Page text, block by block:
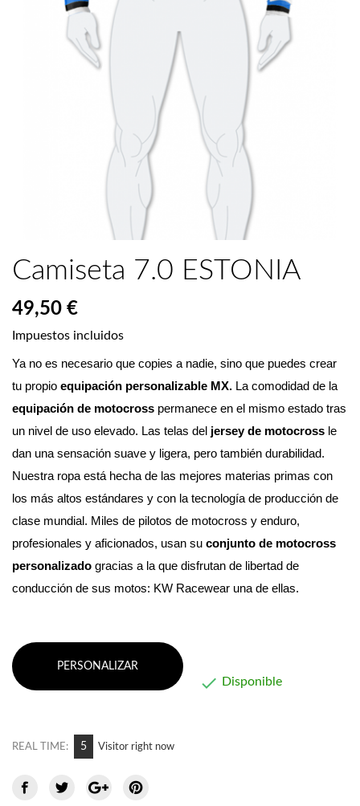
Camiseta 7.0 ESTONIA
49,50 €
Impuestos incluidos
Ya no es necesario que copies a nadie, sino que puedes crear
tu propio equipación personalizable MX.
La comodidad de la
equipación de motocross permanece en el mismo estado tras
un nivel de uso elevado. Las telas del jersey de motocross le
dan una sensación suave y ligera, pero también durabilidad.
Nuestra ropa está hecha de las mejores materias primas con
los más altos estándares y con la tecnología de producción de
clase mundial. Miles de pilotos de motocross y enduro,
profesionales y aficionados, usan su conjunto de motocross
personalizado gracias a la que disfrutan de libertad de
conducción de sus motos: KW Racewear una de ellas.
PERSONALIZAR
 Disponible
REAL TIME: 8 Visitor right now